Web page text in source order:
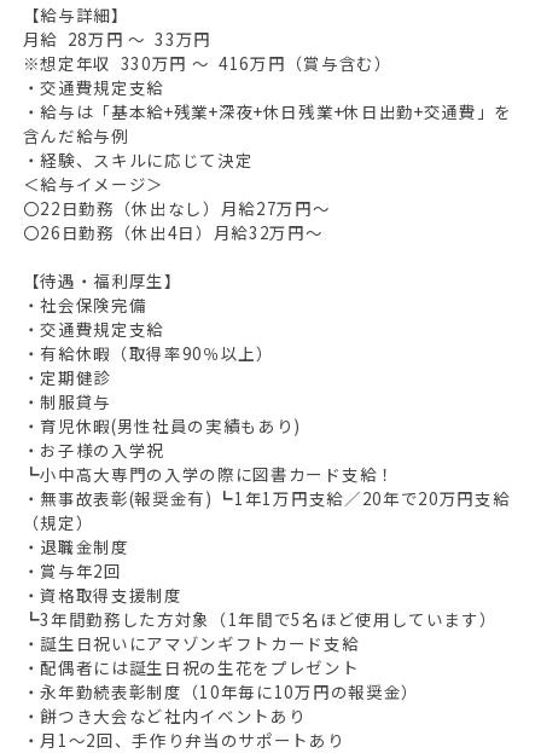
【給与詳細】
月給 28万円 ～ 33万円
※想定年収 330万円 ～ 416万円（賞与含む）
・交通費規定支給
・給与は「基本給+残業+深夜+休日残業+休日出勤+交通費」を
含んだ給与例
・経験、スキルに応じて決定
＜給与イメージ＞
〇22日勤務（休出なし）月給27万円～
〇26日勤務（休出4日）月給32万円～
【待遇・福利厚生】
・社会保険完備
・交通費規定支給
・有給休暇（取得率90％以上）
・定期健診
・制服貸与
・育児休暇(男性社員の実績もあり)
・お子様の入学祝
┗小中高大専門の入学の際に図書カード支給！
・無事故表彰(報奨金有) ┗1年1万円支給／20年で20万円支給
（規定）
・退職金制度
・賞与年2回
・資格取得支援制度
┗3年間勤務した方対象（1年間で5名ほど使用しています）
・誕生日祝いにアマゾンギフトカード支給
・配偶者には誕生日祝の生花をプレゼント
・永年勤続表彰制度（10年毎に10万円の報奨金）
・餅つき大会など社内イベントあり
・月1～2回、手作り弁当のサポートあり